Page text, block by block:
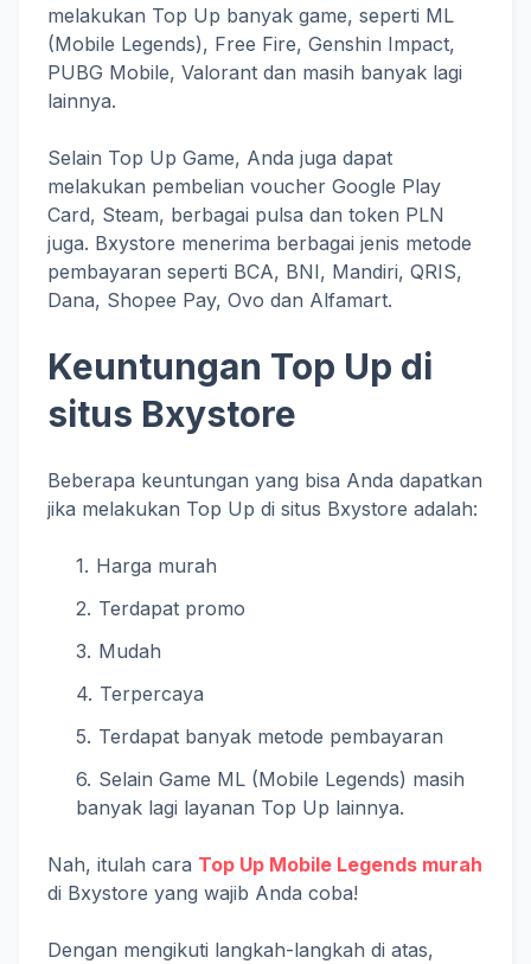
melakukan Top Up banyak game, seperti ML
(Mobile Legends), Free Fire, Genshin Impact,
PUBG Mobile, Valorant dan masih banyak lagi
lainnya.
Selain Top Up Game, Anda juga dapat
melakukan pembelian voucher Google Play
Card, Steam, berbagai pulsa dan token PLN
juga. Bxystore menerima berbagai jenis metode
pembayaran seperti BCA, BNI, Mandiri, QRIS,
Dana, Shopee Pay, Ovo dan Alfamart.
Keuntungan Top Up di
situs Bxystore
Beberapa keuntungan yang bisa Anda dapatkan
jika melakukan Top Up di situs Bxystore adalah:
Harga murah
Terdapat promo
Mudah
Terpercaya
Terdapat banyak metode pembayaran
Selain Game ML (Mobile Legends) masih
banyak lagi layanan Top Up lainnya.
Nah, itulah cara Top Up Mobile Legends murah
di Bxystore yang wajib Anda coba!
Dengan mengikuti langkah-langkah di atas,